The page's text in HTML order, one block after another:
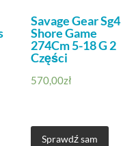
Savage Gear Sg4
Shore Game
274Cm 5-18 G 2
Części
570,00zł
Sprawdź sam